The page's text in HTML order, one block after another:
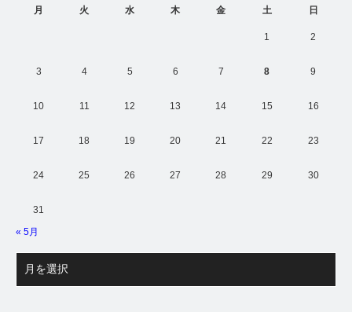
月
火 水 木 金 土 日
1 2
3 4 5 6 7 8 9
10 11 12 13 14 15 16
17 18 19 20 21 22 23
24 25 26 27 28 29 30
31
« 5月